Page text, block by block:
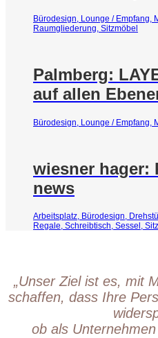
Bürodesign, Lounge / Empfang,
Raumgliederung, Sitzmöbel
Palmberg:
auf allen
Bürodesign, Lounge / Empfang,
wiesner hager:
news
Arbeitsplatz, Bürodesign,
Regale, Schreibtisch, Sessel,
„Unser Ziel ist es, mit
schaffen, dass Ihre
ob als